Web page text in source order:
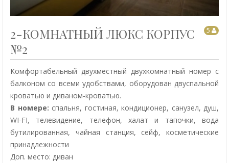
5
2-КОМНАТНЫЙ ЛЮКС КОРПУС
№2
Комфортабельный двухместный двухкомнатный номер с
балконом со всеми удобствами, оборудован двуспальной
кроватью и диваном-кроватью.
В номере: спальня, гостиная, кондиционер, санузел, душ,
WI-FI, телевидение, телефон, халат и тапочки, вода
бутилированная, чайная станция, сейф, косметические
принадлежности
Доп. место: диван